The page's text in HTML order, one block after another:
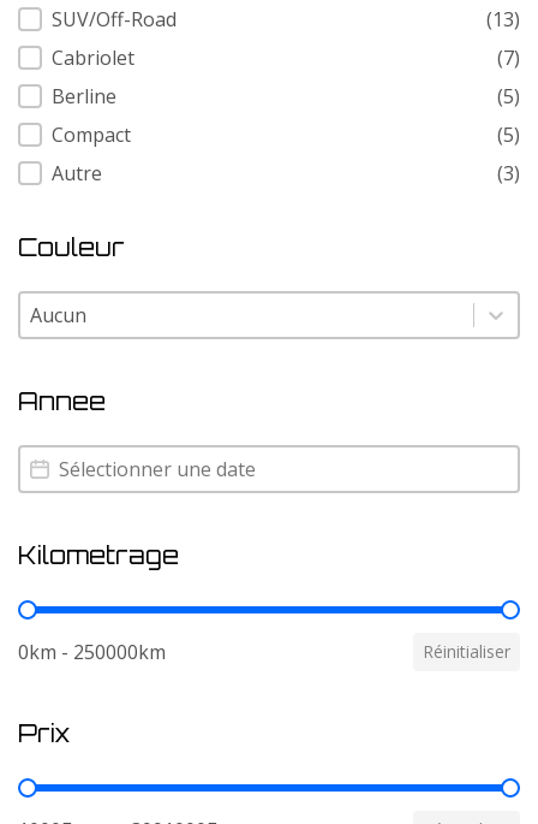
SUV/Off-Road
(13)
Cabriolet
(7)
Berline
(5)
Compact
(5)
Autre
(3)
Couleur
Couleur
Couleur
Annee
Annee
Annee
Kilometrage
Kilometrage
0km - 250000km Réinitialiser
Prix
Prix